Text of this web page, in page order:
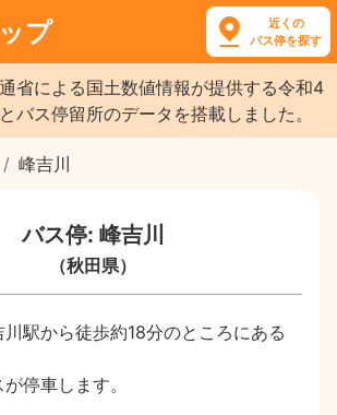
プ
近くの
バス停を探す
省による国土数値情報が提供する令和4
バス停留所のデータを搭載しました。
峰吉川
バス停: 峰吉川
（秋田県）
駅から徒歩約18分のところにある
停車します。